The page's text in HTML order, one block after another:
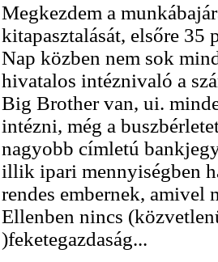
Megkezdem a
kitapasztalását, elsőre 35
Nap közben nem sok
hivatalos intéznivaló a
Big Brother van, ui.
intézni, még a
nagyobb címletú
illik ipari mennyiségben
rendes embernek, amivel
Ellenben nincs
)feketegazdaság...